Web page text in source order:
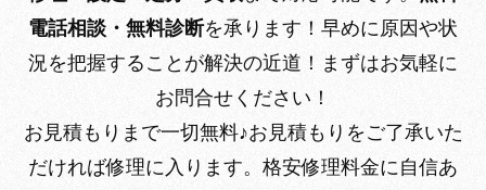
電話相談・無料診断を承ります！ 早めに原因や状
況を把握することが解決の近道！まずはお気軽に
お問合せください！
お見積もりまで一切無料♪お見積もりをご了承いた
だければ修理に入ります。 格安修理料金に自信あ